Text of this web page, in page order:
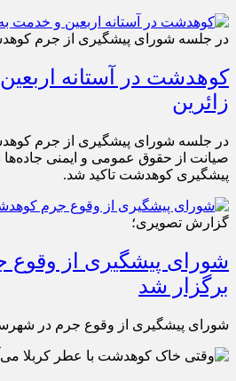
در جلسه شورای پیشگیری از جرم
کوهدشت در آستانه
زائرین
در جلسه شورای پیشگیری از جرم
صیانت از حقوق عمومی و ایمنی
پیشگیری کوهدشت تاکید شد.
گزارش تصویری؛
شورای پیشگیری از
برگزار شد
شورای پیشگیری از وقوع جرم در